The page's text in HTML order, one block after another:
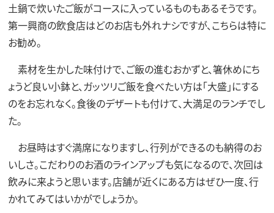
土鍋で炊いたご飯がコースに入っているものもあるそうです。
第一興商の飲食店はどのお店も外れナシですが、こちらは特に
お勧め。
素材を生かした味付けで、ご飯の進むおかずと、箸休めにち
ょうど良い小鉢と、ガッツリご飯を食べたい方は「大盛」にする
のをお忘れなく。食後のデザートも付けて、大満足のランチでし
た。
お昼時はすぐ満席になりますし、行列ができるのも納得のお
いしさ。こだわりのお酒のラインアップも気になるので、次回は
飲みに来ようと思います。店舗が近くにある方はぜひ一度、行
かれてみてはいかがでしょうか。